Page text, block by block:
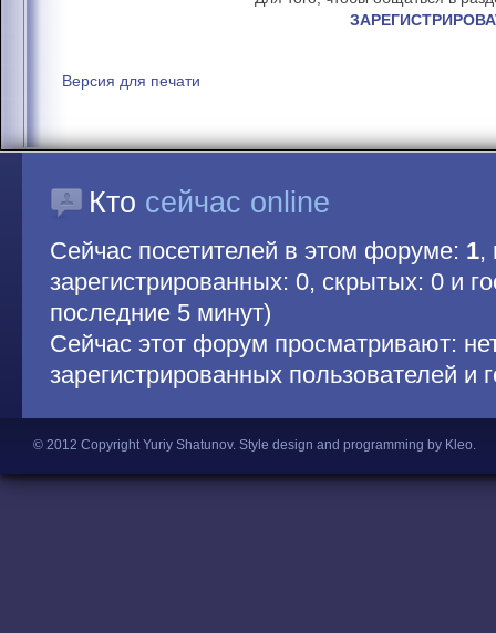
Версия для печати
Кто сейчас online
Сейчас посетителей в этом форуме: 1,
зарегистрированных: 0, скрытых: 0 и
последние 5 минут)
Сейчас этот форум просматривают:
зарегистрированных пользователей и
© 2012 Copyright Yuriy Shatunov. Style design and programming by Kleo.